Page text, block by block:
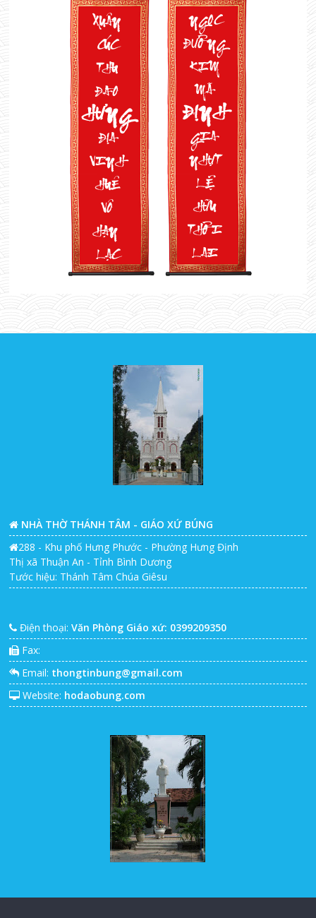
NHÀ THỜ THÁNH TÂM - GIÁO XỨ BÚNG
288 - Khu phố Hưng Phước - Phường Hưng Định
Thị xã Thuận An - Tỉnh Bình Dương
Tước hiệu: Thánh Tâm Chúa Giêsu
Điện thoại:Văn Phòng Giáo xứ: 0399209350
Fax:
Email: thongtinbung@gmail.com
Website: hodaobung.com